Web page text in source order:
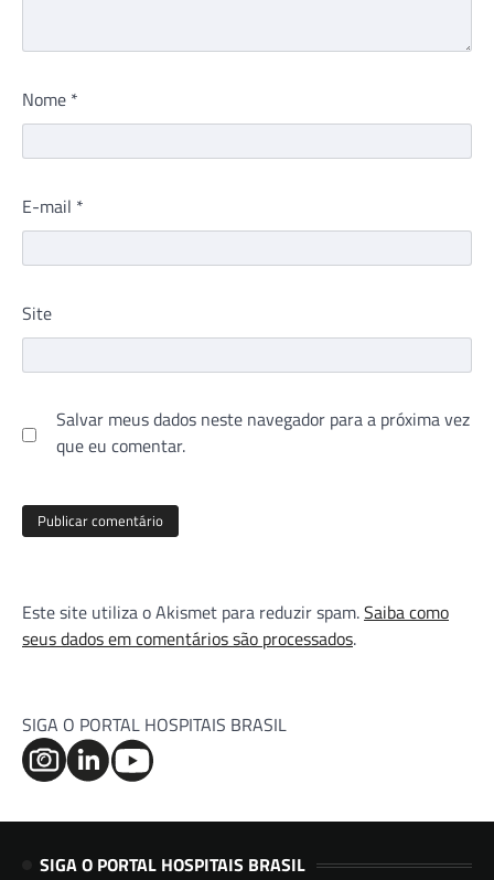
Nome *
E-mail *
Site
Salvar meus dados neste navegador para a próxima vez
que eu comentar.
Este site utiliza o Akismet para reduzir spam.Saiba como
seus dados em comentários são processados.
SIGA O PORTAL HOSPITAIS BRASIL
SIGA O PORTAL HOSPITAIS BRASIL